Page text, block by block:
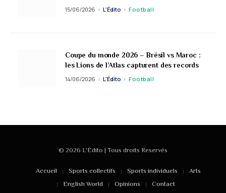
15/06/2026 L'Édito Football
Coupe du monde 2026 – Brésil vs Maroc :
les Lions de l’Atlas capturent des records
14/06/2026 L'Édito Football
© 2026 L'Édito | Tous droits Reservés
Accueil Sports collectifs Sports individuels
Arts
English World
Opinions Contact